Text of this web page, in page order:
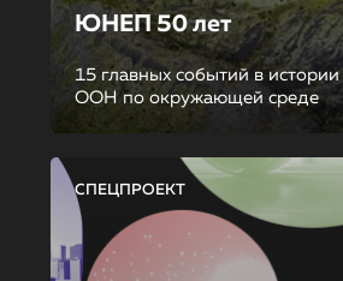
ЮНЕП 50 лет
15 главных событий в
ООН по окружающей среде
СПЕЦПРОЕКТ